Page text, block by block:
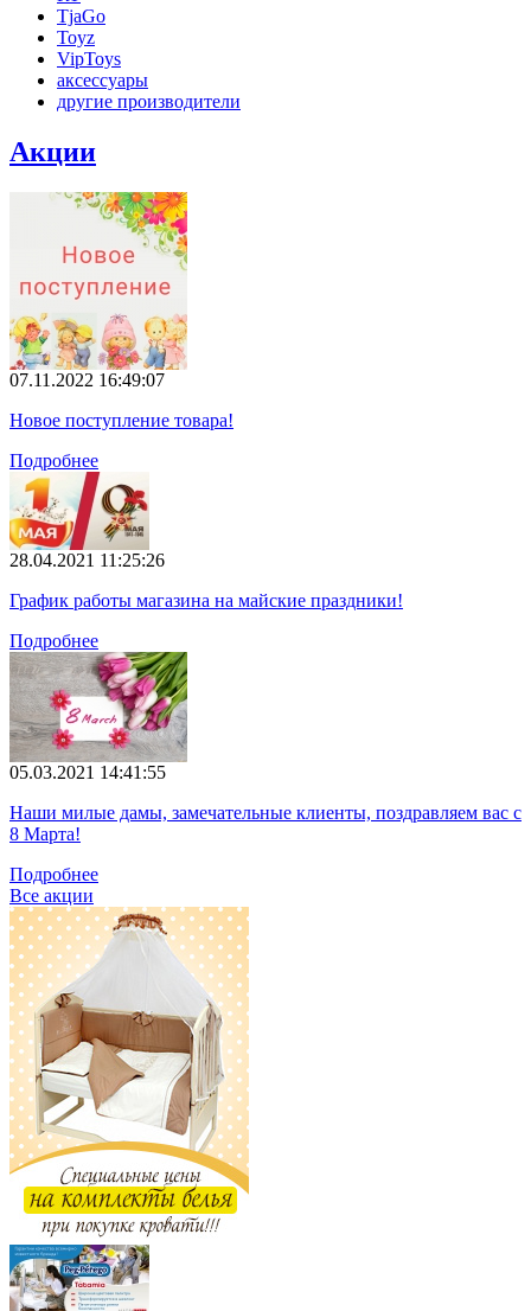
TjaGo
Toyz
VipToys
аксессуары
другие производители
Акции
07.11.2022 16:49:07
Новое поступление товара!
Подробнее
28.04.2021 11:25:26
График работы магазина на майские праздники!
Подробнее
05.03.2021 14:41:55
Наши милые дамы, замечательные клиенты, поздравляем вас с
8 Марта!
Подробнее
Все акции